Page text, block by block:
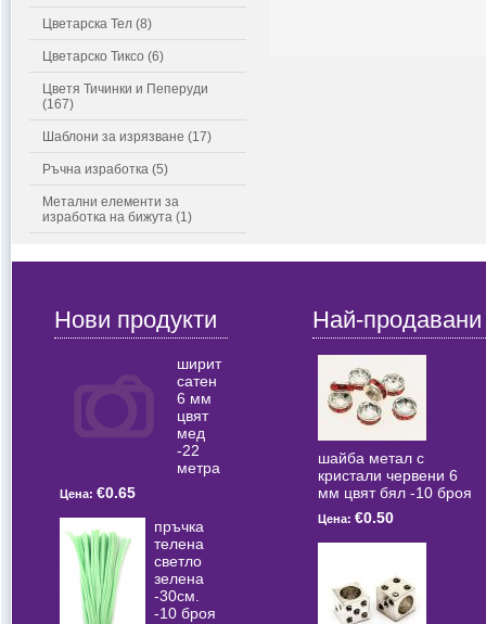
Цветарска Тел (8)
Цветарско Тиксо (6)
Цветя Тичинки и Пеперуди
(167)
Шаблони за изрязване (17)
Ръчна изработка (5)
Метални елементи за
изработка на бижута (1)
Нови продукти
ширит
сатен
6 мм
цвят
мед
-22
метра
Цена: €0.65
пръчка
телена
светлo
зелена
-30см.
-10 броя
Най-продавани
шайба метал с
кристали червени 6
мм цвят бял -10 броя
Цена: €0.50